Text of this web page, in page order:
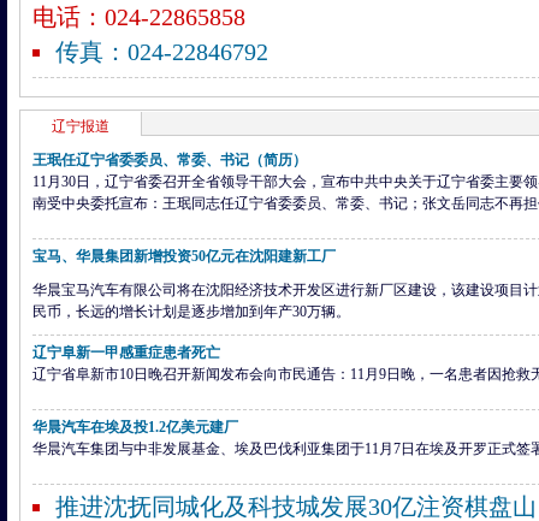
电话：024-22865858
传真：024-22846792
辽宁报道
王珉任辽宁省委委员、常委、书记（简历）
11月30日，辽宁省委召开全省领导干部大会，宣布中共中央关于辽宁省委主要
南受中央委托宣布：王珉同志任辽宁省委委员、常委、书记；张文岳同志不再
宝马、华晨集团新增投资50亿元在沈阳建新工厂
华晨宝马汽车有限公司将在沈阳经济技术开发区进行新厂区建设，该建设项目
民币，长远的增长计划是逐步增加到年产30万辆。
辽宁阜新一甲感重症患者死亡
辽宁省阜新市10日晚召开新闻发布会向市民通告：11月9日晚，一名患者因抢救
华晨汽车在埃及投1.2亿美元建厂
华晨汽车集团与中非发展基金、埃及巴伐利亚集团于11月7日在埃及开罗正式签
推进沈抚同城化及科技城发展30亿注资棋盘山